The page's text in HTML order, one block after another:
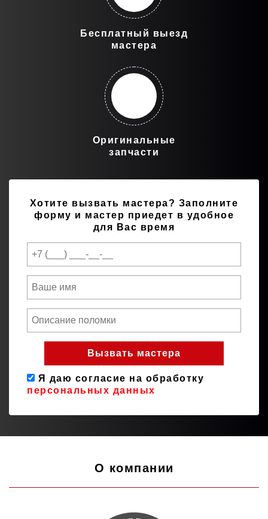
Бесплатный выезд
мастера
Оригинальные
запчасти
Хотите вызвать мастера? Заполните
форму и мастер приедет в удобное
для Вас время
Я даю согласие на обработку
персональных данных
О компании